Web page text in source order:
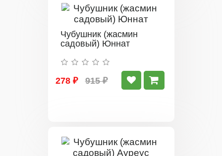
Чубушник (жасмин
садовый) Юннат
278 ₽ 915 ₽